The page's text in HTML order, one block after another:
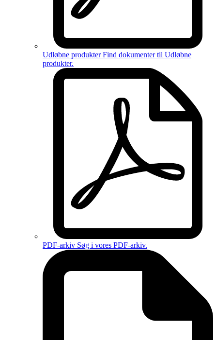
Udløbne produkter Find dokumenter til Udløbne
produkter.
PDF-arkiv Søg i vores PDF-arkiv.